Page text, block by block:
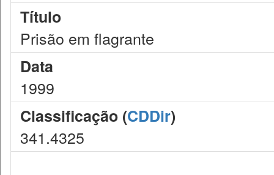
Título
Prisão em flagrante
Data
1999
Classificação (CDDir)
341.4325